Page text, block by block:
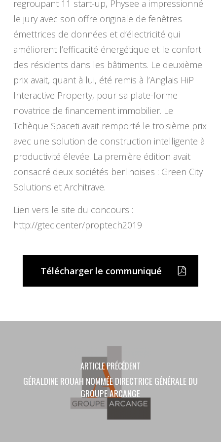
regroupant 11 start-up, Physee a impressionné
le jury avec son offre originale de fenêtres
émettrices de données et d’électricité qui
améliorent l’efficacité énergétique et le confort
des résidents dans les bâtiments. Le deuxième
prix avait, quant à lui, été remis à l’Anglais HiP
Interactive Property, pour sa plate-forme
novatrice de financement immobilier. Le
Tchèque Spaceti avait remporté le troisième prix
avec une solution de construction intelligente à
productivité élevée. La première édition avait
consacré deux sociétés berlinoises : Green City
Solutions et Architrave.
Lien vers le site du concours :
http://gtec.center/proptech2019
Télécharger le communiqué
ARTICLE PRÉCÉDENT
GÉRALDINE ROUAH NOMMÉE DIRECTRICE GÉNÉRALE DU
GROUPE ARCANGE